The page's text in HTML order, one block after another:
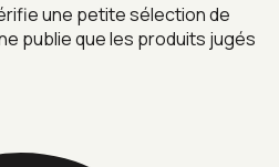
une petite sélection de
publie que les produits jugés